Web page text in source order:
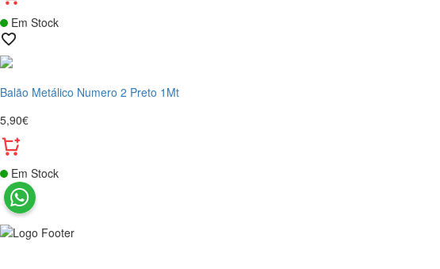
Em Stock
Balão Metálico Numero 2 Preto 1Mt
5,90€
Em Stock